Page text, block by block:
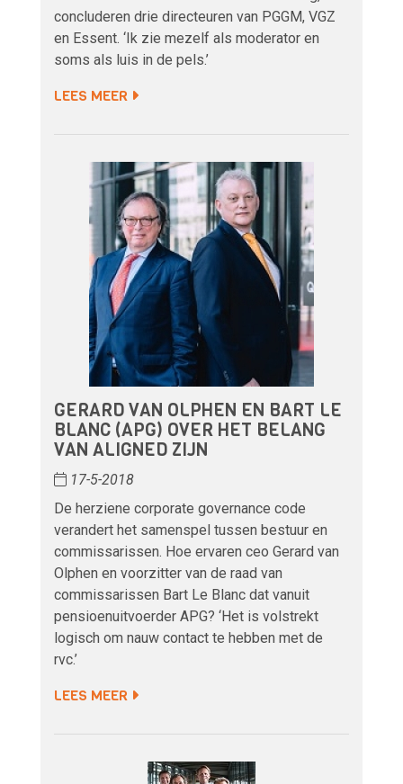
concluderen drie directeuren van PGGM, VGZ
en Essent. ‘Ik zie mezelf als moderator en
soms als luis in de pels.’
LEES MEER
GERARD VAN OLPHEN EN BART LE
BLANC (APG) OVER HET BELANG
VAN ALIGNED ZIJN
17-5-2018
De herziene corporate governance code
verandert het samenspel tussen bestuur en
commissarissen. Hoe ervaren ceo Gerard van
Olphen en voorzitter van de raad van
commissarissen Bart Le Blanc dat vanuit
pensioenuitvoerder APG? ‘Het is volstrekt
logisch om nauw contact te hebben met de
rvc.’
LEES MEER